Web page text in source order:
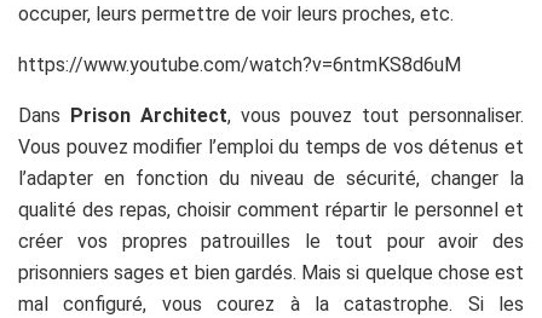
occuper, leurs permettre de voir leurs proches, etc.
https://www.youtube.com/watch?v=6ntmKS8d6uM
Dans Prison Architect, vous pouvez tout personnaliser.
Vous pouvez modifier l’emploi du temps de vos détenus et
l’adapter en fonction du niveau de sécurité, changer la
qualité des repas, choisir comment répartir le personnel et
créer vos propres patrouilles le tout pour avoir des
prisonniers sages et bien gardés. Mais si quelque chose est
mal configuré, vous courez à la catastrophe. Si les